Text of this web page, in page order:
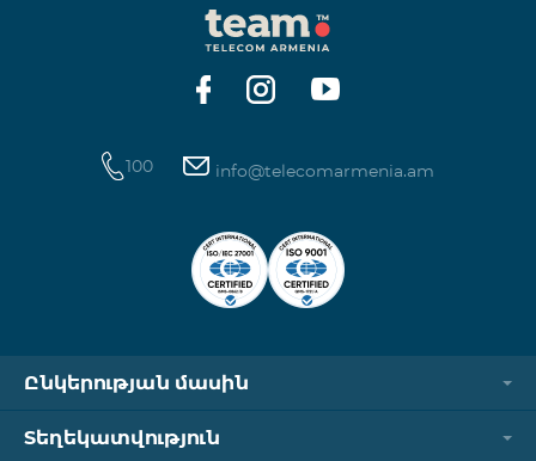
Captcha հղումն աշխատում է միայն
համապատասխան օպերատորի բջջային
ցանցին միացված լինելու դեպքում։ Wi-Fi-ը և VPN-
ը պետք է անջատված լինեն, հակառակ դեպքում
100 info@telecomarmenia.am
Ընկերության մասին
Տեղեկատվություն